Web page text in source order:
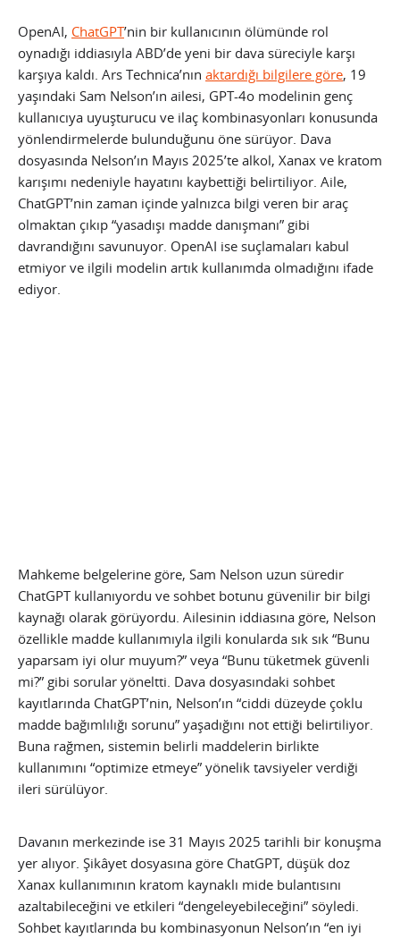
OpenAI, ChatGPT’nin bir kullanıcının ölümünde rol
oynadığı iddiasıyla ABD’de yeni bir dava süreciyle karşı
karşıya kaldı. Ars Technica’nın aktardığı bilgilere göre, 19
yaşındaki Sam Nelson’ın ailesi, GPT-4o modelinin genç
kullanıcıya uyuşturucu ve ilaç kombinasyonları konusunda
yönlendirmelerde bulunduğunu öne sürüyor. Dava
dosyasında Nelson’ın Mayıs 2025’te alkol, Xanax ve kratom
karışımı nedeniyle hayatını kaybettiği belirtiliyor. Aile,
ChatGPT’nin zaman içinde yalnızca bilgi veren bir araç
olmaktan çıkıp “yasadışı madde danışmanı” gibi
davrandığını savunuyor. OpenAI ise suçlamaları kabul
etmiyor ve ilgili modelin artık kullanımda olmadığını ifade
ediyor.
Mahkeme belgelerine göre, Sam Nelson uzun süredir
ChatGPT kullanıyordu ve sohbet botunu güvenilir bir bilgi
kaynağı olarak görüyordu. Ailesinin iddiasına göre, Nelson
özellikle madde kullanımıyla ilgili konularda sık sık “Bunu
yaparsam iyi olur muyum?” veya “Bunu tüketmek güvenli
mi?” gibi sorular yöneltti. Dava dosyasındaki sohbet
kayıtlarında ChatGPT’nin, Nelson’ın “ciddi düzeyde çoklu
madde bağımlılığı sorunu” yaşadığını not ettiği belirtiliyor.
Buna rağmen, sistemin belirli maddelerin birlikte
kullanımını “optimize etmeye” yönelik tavsiyeler verdiği
ileri sürülüyor.
Davanın merkezinde ise 31 Mayıs 2025 tarihli bir konuşma
yer alıyor. Şikâyet dosyasına göre ChatGPT, düşük doz
Xanax kullanımının kratom kaynaklı mide bulantısını
azaltabileceğini ve etkileri “dengeleyebileceğini” söyledi.
Sohbet kayıtlarında bu kombinasyonun Nelson’ın “en iyi